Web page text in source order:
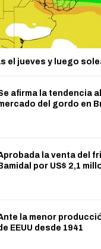
el jueves y luego
afirma la tendencia
del gordo en
la venta del
Bamidal por US$ 2,1
la menor
EEUU desde 1941